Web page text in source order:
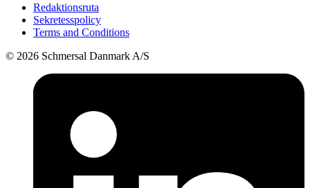
Redaktionsruta
Sekretesspolicy
Terms and Conditions
© 2026 Schmersal Danmark A/S